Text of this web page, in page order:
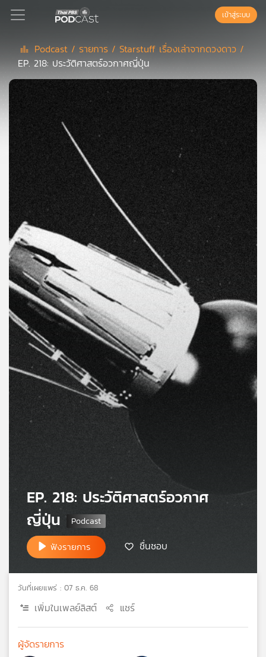
Podcast
สต์
แนะนำ
เพล
ย์
ลิ
สต์
ของ
คุณ
เพลง
บทความ
และ
กับ
เครือ
วิทยุ
ไทย
เข้าสู่ระบบ
Podcast / รายการ / Starstuff เรื่องเล่าจากดวงดาว /
EP. 218: ประวัติศาสตร์อวกาศญี่ปุ่น
EP. 218: ประวัติศาสตร์อวกาศ
ญี่ปุ่น
ฟังรายการ ชื่นชอบ
วันที่เผยแพร่ : 07 ธ.ค. 68
เพิ่มในเพลย์ลิสต์ แชร์
ผู้จัดรายการ